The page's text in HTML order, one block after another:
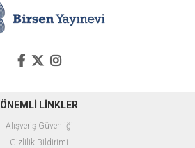
ÖNEMLİ LİNKLER
Alışveriş Güvenliği
Gizlilik Bildirimi